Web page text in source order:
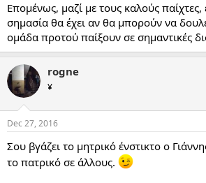
Επομένως, μαζί με τους καλούς παίχτες,
σημασία θα έχει αν θα μπορούν να
ομάδα προτού παίξουν σε σημαντικές
rogne
¥
Dec 27, 2016
Σου βγάζει το μητρικό ένστικτο ο
το πατρικό σε άλλους.